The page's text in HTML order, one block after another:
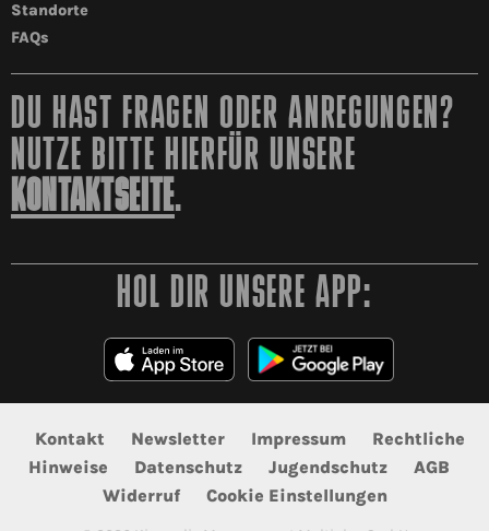
Standorte
FAQs
DU HAST FRAGEN ODER ANREGUNGEN?
NUTZE BITTE HIERFÜR UNSERE
KONTAKTSEITE.
HOL DIR UNSERE APP:
Kontakt Newsletter Impressum
Rechtliche
Hinweise
Datenschutz Jugendschutz
AGB
Widerruf
Cookie Einstellungen